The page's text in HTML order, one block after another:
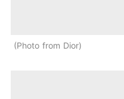
Photo from Dior